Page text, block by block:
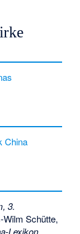
China
3.
Wilm Schütte,
Lexikon.